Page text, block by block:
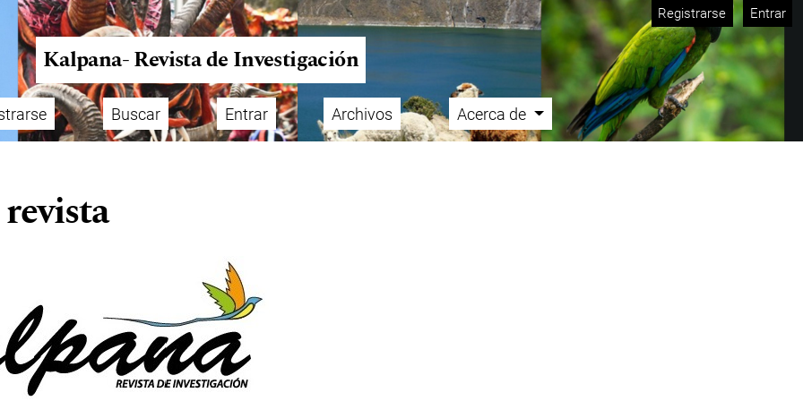
Registrarse Entrar
Kalpana- Revista de Investigación
Buscar Entrar Archivos Acerca de